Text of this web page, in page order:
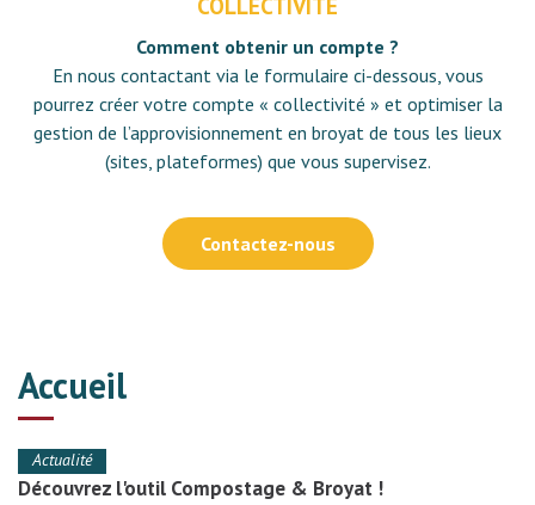
COLLECTIVITÉ
Comment obtenir un compte ?
En nous contactant via le formulaire ci-dessous, vous
pourrez créer votre compte « collectivité » et optimiser la
gestion de l’approvisionnement en broyat de tous les lieux
(sites, plateformes) que vous supervisez.
Contactez-nous
Accueil
Actualité
Découvrez l'outil Compostage & Broyat !